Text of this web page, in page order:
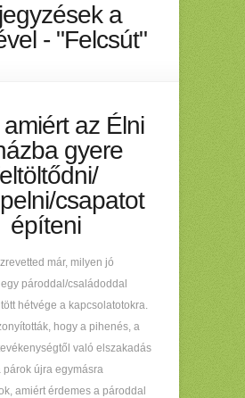
a
- "Felcsút"
az Élni
gyere
csapatot
építeni
már, milyen jó
pároddal/családoddal
hétvége a kapcsolatotokra.
hogy a pihenés, a
való elszakadás
párok újra egymásra
amiért érdemes a pároddal